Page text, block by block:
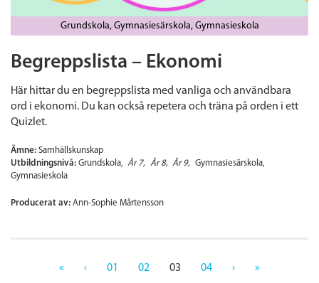
Grundskola Gymnasiesärskola Gymnasieskola
Begreppslista – Ekonomi
Här hittar du en begreppslista med vanliga och användbara
ord i ekonomi. Du kan också repetera och träna på orden i ett
Quizlet.
Ämne: Samhällskunskap
Utbildningsnivå: Grundskola År 7 År 8 År 9
Gymnasiesärskola
Gymnasieskola
Producerat av: Ann-Sophie Mårtensson
« ‹ 01 02 03 04 › »